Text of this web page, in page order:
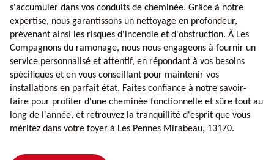
s'accumuler dans vos conduits de cheminée. Grâce à notre
expertise, nous garantissons un nettoyage en profondeur,
prévenant ainsi les risques d'incendie et d'obstruction. À Les
Compagnons du ramonage, nous nous engageons à fournir un
service personnalisé et attentif, en répondant à vos besoins
spécifiques et en vous conseillant pour maintenir vos
installations en parfait état. Faites confiance à notre savoir-
faire pour profiter d'une cheminée fonctionnelle et sûre tout au
long de l'année, et retrouvez la tranquillité d'esprit que vous
méritez dans votre foyer à Les Pennes Mirabeau, 13170.